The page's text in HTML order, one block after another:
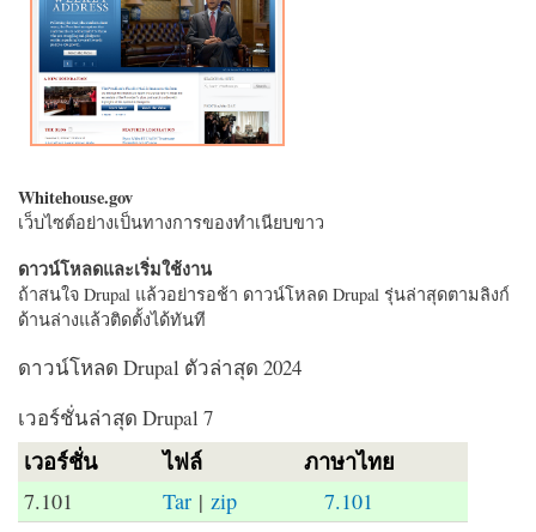
Whitehouse.gov
เว็บไซต์อย่างเป็นทางการของทำเนียบขาว
ดาวน์โหลดและเริ่มใช้งาน
ถ้าสนใจ Drupal แล้วอย่ารอช้า ดาวน์โหลด Drupal รุ่นล่าสุดตามลิงก์
ด้านล่างแล้วติดตั้งได้ทันที
ดาวน์โหลด Drupal ตัวล่าสุด 2024
เวอร์ชั่นล่าสุด Drupal 7
เวอร์ชั่น ไฟล์ ภาษาไทย
7.101 Tar |zip 7.101